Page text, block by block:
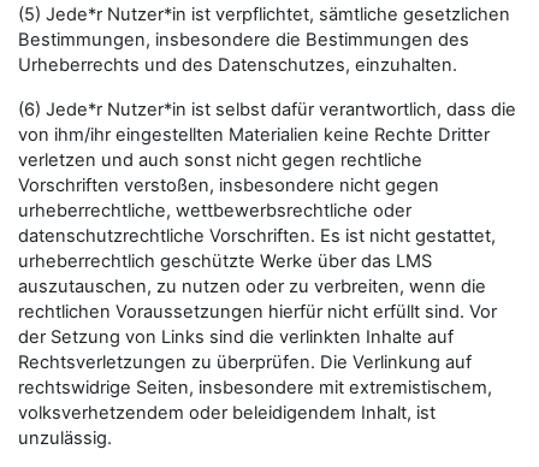
(5) Jede*r Nutzer*in ist verpflichtet, sämtliche gesetzlichen
Bestimmungen, insbesondere die Bestimmungen des
Urheberrechts und des Datenschutzes, einzuhalten.
(6) Jede*r Nutzer*in ist selbst dafür verantwortlich, dass die
von ihm/ihr eingestellten Materialien keine Rechte Dritter
verletzen und auch sonst nicht gegen rechtliche
Vorschriften verstoßen, insbesondere nicht gegen
urheberrechtliche, wettbewerbsrechtliche oder
datenschutzrechtliche Vorschriften. Es ist nicht gestattet,
urheberrechtlich geschützte Werke über das LMS
auszutauschen, zu nutzen oder zu verbreiten, wenn die
rechtlichen Voraussetzungen hierfür nicht erfüllt sind. Vor
der Setzung von Links sind die verlinkten Inhalte auf
Rechtsverletzungen zu überprüfen. Die Verlinkung auf
rechtswidrige Seiten, insbesondere mit extremistischem,
volksverhetzendem oder beleidigendem Inhalt, ist
unzulässig.